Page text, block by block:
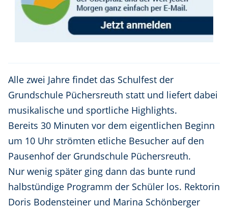
Alle zwei Jahre findet das Schulfest der
Grundschule Püchersreuth statt und liefert dabei
musikalische und sportliche Highlights.
Bereits 30 Minuten vor dem eigentlichen Beginn
um 10 Uhr strömten etliche Besucher auf den
Pausenhof der Grundschule Püchersreuth.
Nur wenig später ging dann das bunte rund
halbstündige Programm der Schüler los. Rektorin
Doris Bodensteiner und Marina Schönberger